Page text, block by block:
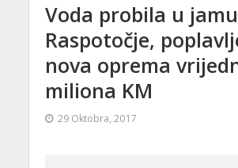
Voda probila u jamu
Raspotočje,
nova oprema
miliona KM
29 Oktobra, 2017